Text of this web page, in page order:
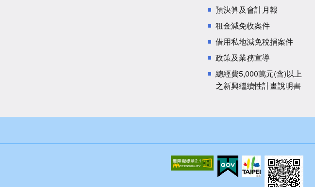
預決算及會計月報
租金減免收案件
借用私地減免稅捐案件
政策及業務宣導
總經費5,000萬元(含)以上
之新興繼續性計畫說明書